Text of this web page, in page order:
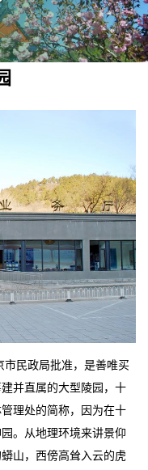
民政局批准，是善唯买
并直属的大型陵园，十
理处的简称，因为在十
。从地理环境来讲景仰
山，西傍高耸入云的虎